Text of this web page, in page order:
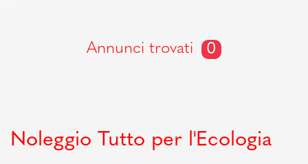
Annunci trovati 0
Noleggio Tutto per l'Ecologia